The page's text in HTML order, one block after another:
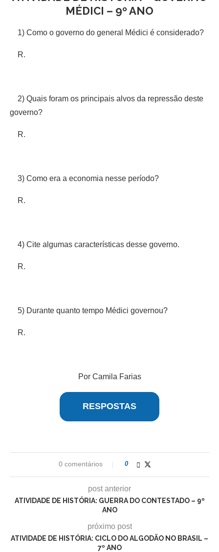
MÉDICI – 9º ANO
1) Como o governo do general Médici é considerado?
R.
2) Quais foram os principais alvos da repressão deste
governo?
R.
3) Como era a economia nesse período?
R.
4) Cite algumas características desse governo.
R.
5) Durante quanto tempo Médici governou?
R.
Por Camila Farias
RESPOSTAS
0 comentários 0
post anterior
ATIVIDADE DE HISTÓRIA: GUERRA DO CONTESTADO – 9º
ANO
próximo post
ATIVIDADE DE HISTÓRIA: CICLO DO ALGODÃO NO BRASIL –
7º ANO